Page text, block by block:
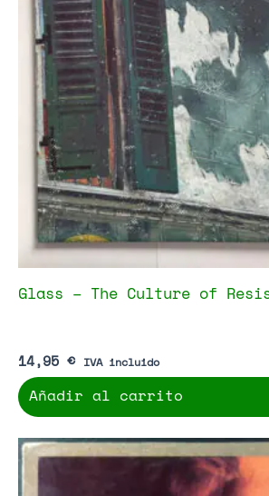
Glass – The Culture of
14,95 € IVA incluido
Añadir al carrito